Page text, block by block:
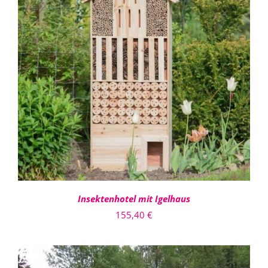
IN DEN WARENKORB
/
DETAILS
Insektenhotel mit Igelhaus
155,40 €